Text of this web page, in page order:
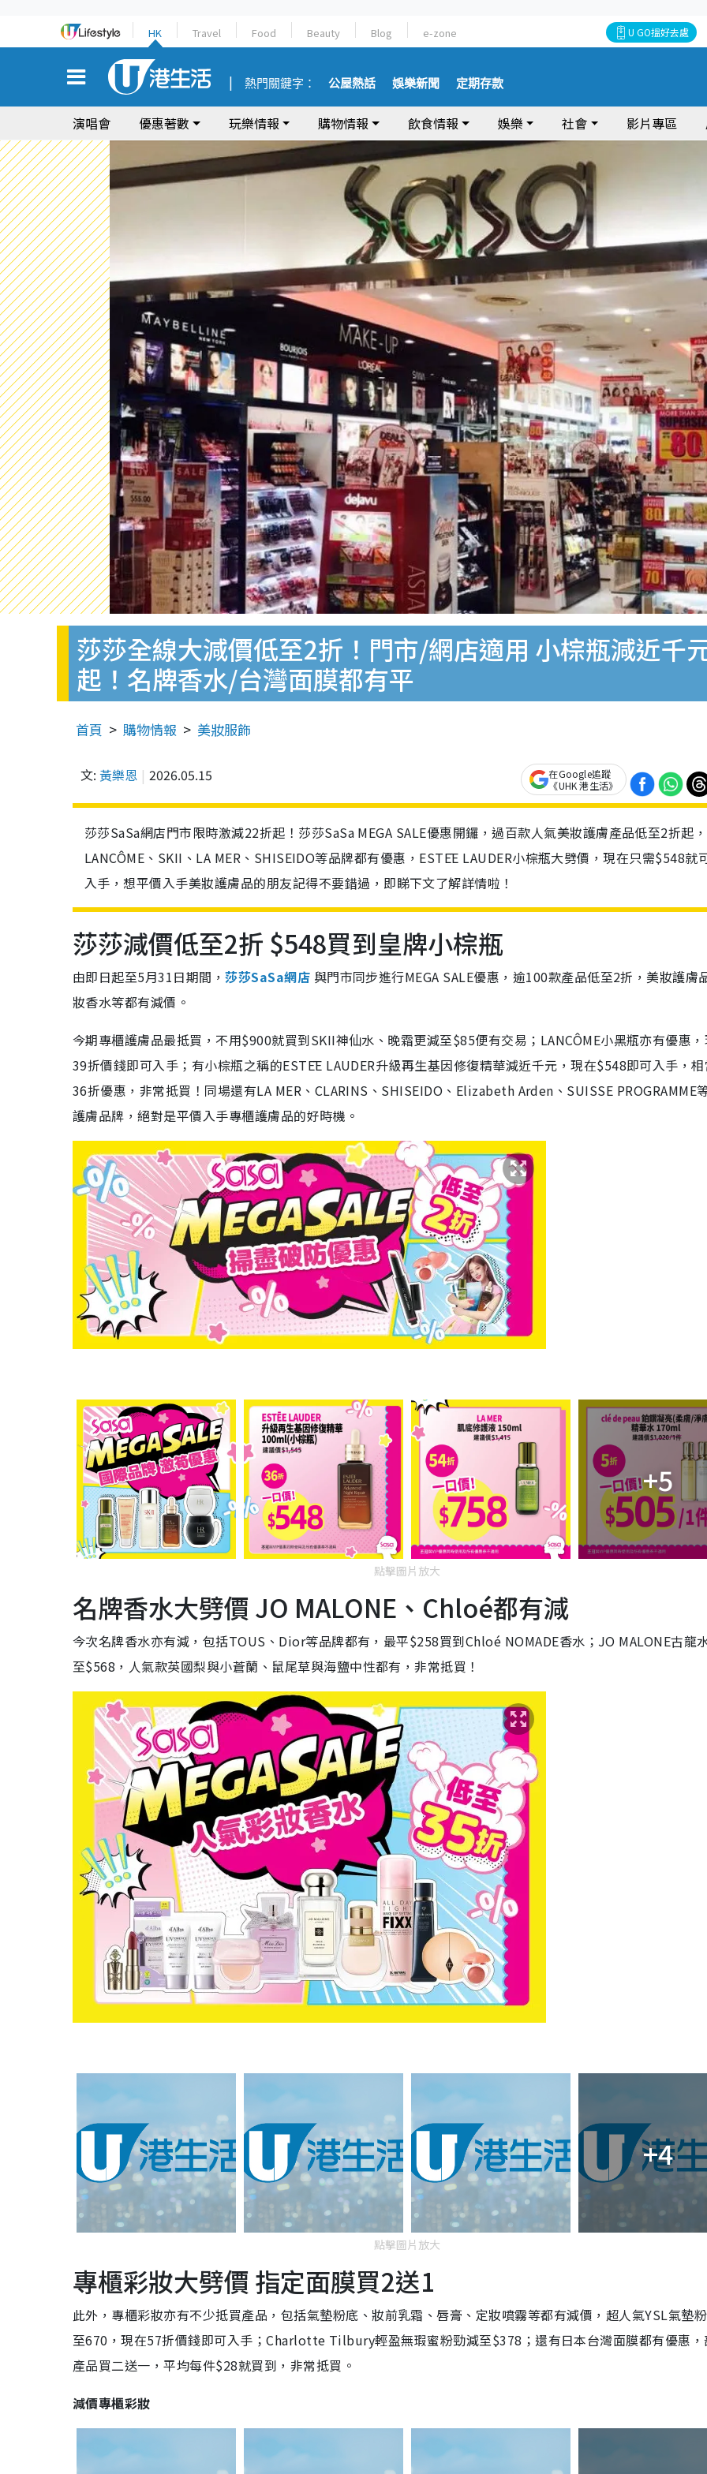
HK Travel Food Beauty Blog e-zone U GO搵好去處
熱門關鍵字： 公屋熱話 娛樂新聞 定期存款
演唱會 優惠著數 玩樂情報 購物情報 飲食情報 娛樂 社會 影片專區
莎莎全線大減價低至2折！門市/網店適用 小棕瓶減近千
起！名牌香水/台灣面膜都有平
首頁 購物情報 美妝服飾
文: 黃樂恩 2026.05.15
在Google追蹤
《UHK 港生活》
莎莎SaSa網店門市限時激減22折起！莎莎SaSa MEGA SALE優惠開鑼，過百款人氣美妝護膚產品低至2折起，
LANCÔME、SKII、LA MER、SHISEIDO等品牌都有優惠，ESTĒE LAUDER小棕瓶大劈價，現在只需$548就
入手，想平價入手美妝護膚品的朋友記得不要錯過，即睇下文了解詳情啦！
莎莎減價低至2折 $548買到皇牌小棕瓶
由即日起至5月31日期間，莎莎SaSa網店 與門市同步進行MEGA SALE優惠，逾100款產品低至2折，美妝護膚
妝香水等都有減價。
今期專櫃護膚品最抵買，不用$900就買到SKII神仙水、晚霜更減至$85便有交易；LANCÔME小黑瓶亦有優惠
39折價錢即可入手；有小棕瓶之稱的ESTĒE LAUDER升級再生基因修復精華減近千元，現在$548即可入手，
36折優惠，非常抵買！同場還有LA MER、CLARINS、SHISEIDO、Elizabeth Arden、SUISSE PROGRAMME
護膚品牌，絕對是平價入手專櫃護膚品的好時機。
+5
點擊圖片放大
名牌香水大劈價 JO MALONE、Chloé都有減
今次名牌香水亦有減，包括TOUS、Dior等品牌都有，最平$258買到Chloé NOMADE香水；JO MALONE古龍
至$568，人氣款英國梨與小蒼蘭、鼠尾草與海鹽中性都有，非常抵買！
+4
點擊圖片放大
專櫃彩妝大劈價 指定面膜買2送1
此外，專櫃彩妝亦有不少抵買產品，包括氣墊粉底、妝前乳霜、唇膏、定妝噴霧等都有減價，超人氣YSL氣墊
至670，現在57折價錢即可入手；Charlotte Tilbury輕盈無瑕蜜粉勁減至$378；還有日本台灣面膜都有優惠
產品買二送一，平均每件$28就買到，非常抵買。
減價專櫃彩妝